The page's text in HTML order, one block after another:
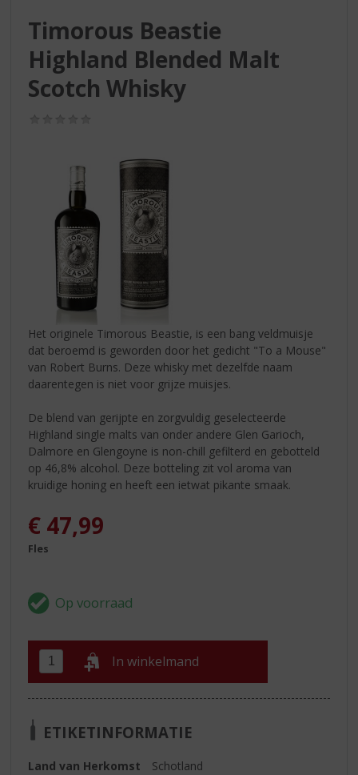
Timorous Beastie
Highland Blended Malt
Scotch Whisky
Het originele Timorous Beastie, is een bang veldmuisje
dat beroemd is geworden door het gedicht "To a Mouse"
van Robert Burns. Deze whisky met dezelfde naam
daarentegen is niet voor grijze muisjes.
De blend van gerijpte en zorgvuldig geselecteerde
Highland single malts van onder andere Glen Garioch,
Dalmore en Glengoyne is non-chill gefilterd en gebotteld
op 46,8% alcohol. Deze botteling zit vol aroma van
kruidige honing en heeft een ietwat pikante smaak.
€ 47,99
Fles
In winkelmand
ETIKETINFORMATIE
Land van Herkomst
Schotland